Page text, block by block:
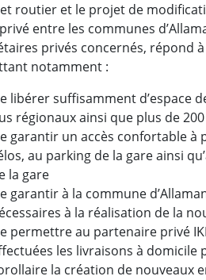
routier et le projet de
entre les communes
privés concernés, répond
notamment :
libérer suffisamment d’espace
régionaux ainsi que plus de
garantir un accès confortable à
au parking de la gare ainsi
la gare
garantir à la commune
à la réalisation de la
permettre au partenaire privé
les livraisons à domicile
la création de nouveaux